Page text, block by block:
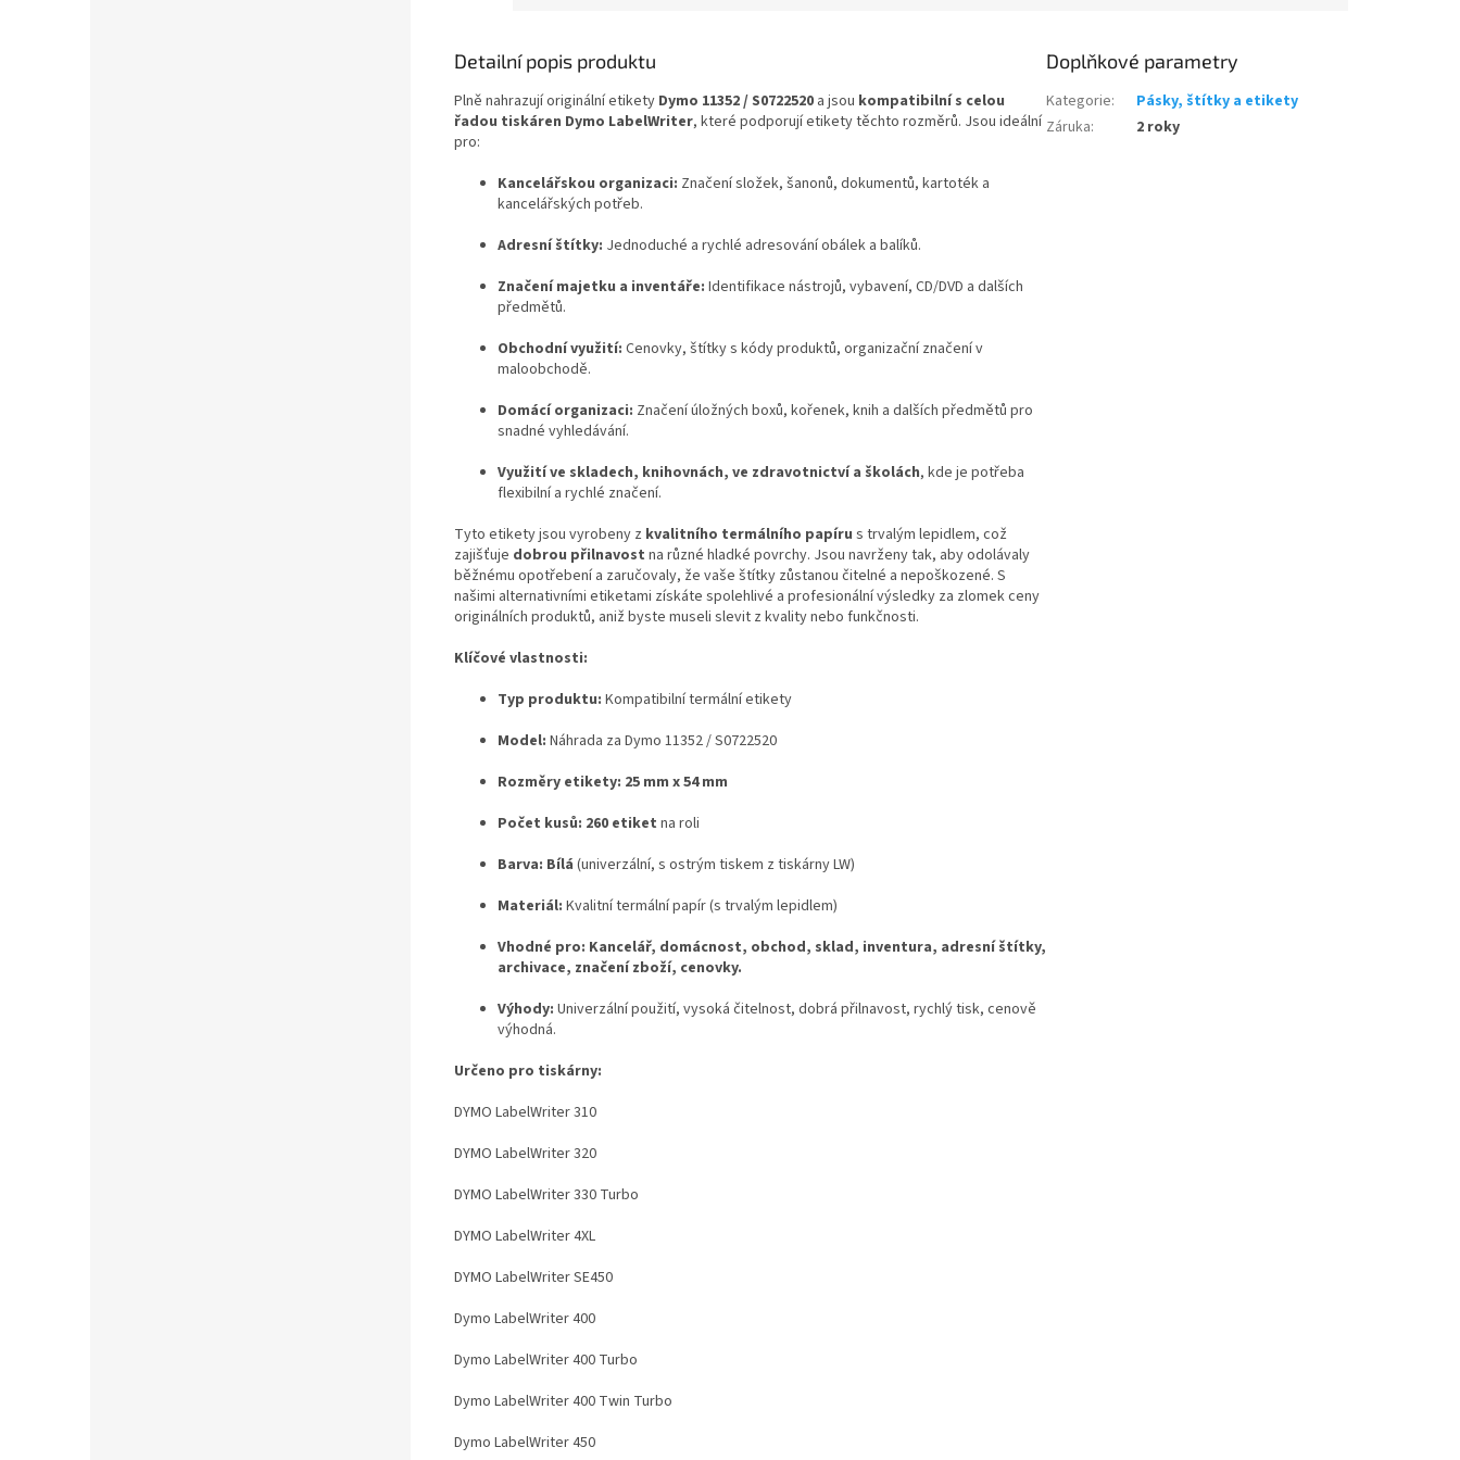
Detailní popis produktu
Plně nahrazují originální etikety Dymo 11352 / S0722520 a jsou kompatibilní s celou
řadou tiskáren Dymo LabelWriter, které podporují etikety těchto rozměrů. Jsou ideální
pro:
Kancelářskou organizaci: Značení složek, šanonů, dokumentů, kartoték a
kancelářských potřeb.
Adresní štítky: Jednoduché a rychlé adresování obálek a balíků.
Značení majetku a inventáře: Identifikace nástrojů, vybavení, CD/DVD a dalších
předmětů.
Obchodní využití: Cenovky, štítky s kódy produktů, organizační značení v
maloobchodě.
Domácí organizaci: Značení úložných boxů, kořenek, knih a dalších předmětů pro
snadné vyhledávání.
Využití ve skladech, knihovnách, ve zdravotnictví a školách, kde je potřeba
flexibilní a rychlé značení.
Tyto etikety jsou vyrobeny z kvalitního termálního papíru s trvalým lepidlem, což
zajišťuje dobrou přilnavost na různé hladké povrchy. Jsou navrženy tak, aby odolávaly
běžnému opotřebení a zaručovaly, že vaše štítky zůstanou čitelné a nepoškozené. S
našimi alternativními etiketami získáte spolehlivé a profesionální výsledky za zlomek ceny
originálních produktů, aniž byste museli slevit z kvality nebo funkčnosti.
Klíčové vlastnosti:
Typ produktu: Kompatibilní termální etikety
Model: Náhrada za Dymo 11352 / S0722520
Rozměry etikety: 25 mm x 54 mm
Počet kusů: 260 etiket na roli
Barva: Bílá (univerzální, s ostrým tiskem z tiskárny LW)
Materiál: Kvalitní termální papír (s trvalým lepidlem)
Vhodné pro: Kancelář, domácnost, obchod, sklad, inventura, adresní štítky,
archivace, značení zboží, cenovky.
Výhody: Univerzální použití, vysoká čitelnost, dobrá přilnavost, rychlý tisk, cenově
výhodná.
Určeno pro tiskárny:
DYMO LabelWriter 310
DYMO LabelWriter 320
DYMO LabelWriter 330 Turbo
DYMO LabelWriter 4XL
DYMO LabelWriter SE450
Dymo LabelWriter 400
Dymo LabelWriter 400 Turbo
Dymo LabelWriter 400 Twin Turbo
Dymo LabelWriter 450
Doplňkové parametry
Kategorie:
Pásky, štítky a etikety
Záruka: 2 roky